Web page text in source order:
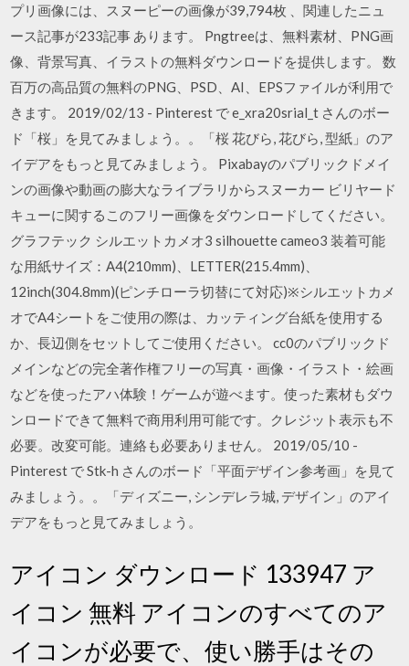
プリ画像には、スヌーピーの画像が39,794枚 、関連したニュ
ース記事が233記事 あります。 Pngtreeは、無料素材、PNG画
像、背景写真、イラストの無料ダウンロードを提供します。 数
百万の高品質の無料のPNG、PSD、AI、EPSファイルが利用で
きます。 2019/02/13 - Pinterest で e_xra20srial_t さんのボー
ド「桜」を見てみましょう。。「桜 花びら, 花びら, 型紙」のア
イデアをもっと見てみましょう。 Pixabayのパブリックドメイ
ンの画像や動画の膨大なライブラリからスヌーカー ビリヤード
キューに関するこのフリー画像をダウンロードしてください。
グラフテック シルエットカメオ3 silhouette cameo3 装着可能
な用紙サイズ：A4(210mm)、LETTER(215.4mm)、
12inch(304.8mm)(ピンチローラ切替にて対応)※シルエットカメ
オでA4シートをご使用の際は、カッティング台紙を使用する
か、長辺側をセットしてご使用ください。 cc0のパブリックド
メインなどの完全著作権フリーの写真・画像・イラスト・絵画
などを使ったアハ体験！ゲームが遊べます。使った素材もダウ
ンロードできて無料で商用利用可能です。クレジット表示も不
必要。改変可能。連絡も必要ありません。 2019/05/10 -
Pinterest で Stk-h さんのボード「平面デザイン参考画」を見て
みましょう。。「ディズニー, シンデレラ城, デザイン」のアイ
デアをもっと見てみましょう。
アイコン ダウンロード 133947 ア
イコン 無料 アイコンのすべてのア
イコンが必要で、使い勝手はその